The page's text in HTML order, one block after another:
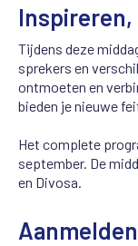
Tijdens deze
sprekers en
ontmoeten en
bieden je nieuwe
Het complete
september. De
en Divosa.
Aanmelden